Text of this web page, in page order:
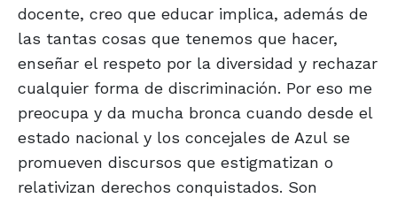
docente, creo que educar implica, además de
las tantas cosas que tenemos que hacer,
enseñar el respeto por la diversidad y rechazar
cualquier forma de discriminación. Por eso me
preocupa y da mucha bronca cuando desde el
estado nacional y los concejales de Azul se
promueven discursos que estigmatizan o
relativizan derechos conquistados. Son